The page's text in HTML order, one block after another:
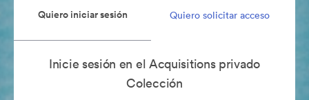
Quiero iniciar sesión Quiero solicitar acceso
Inicie sesión en el Acquisitions privado
Colección